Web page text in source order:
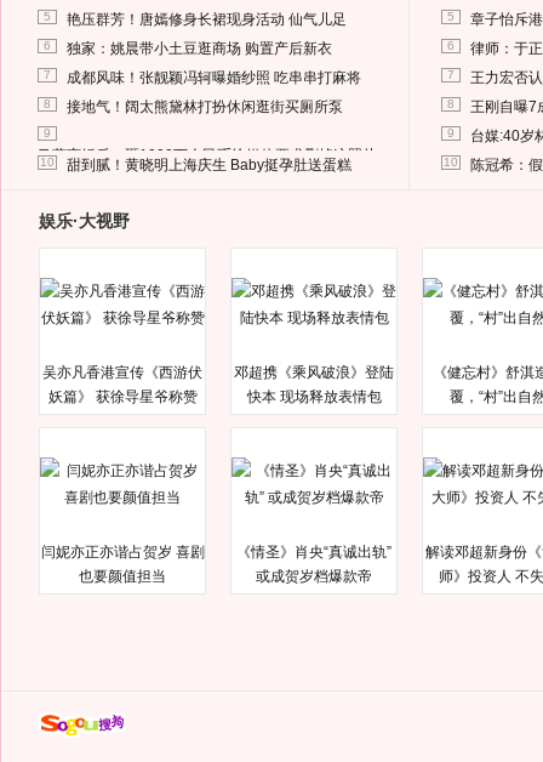
5 艳压群芳！唐嫣修身长裙现身活动 仙气儿足
6 独家：姚晨带小土豆逛商场 购置产后新衣
7 成都风味！张靓颖冯轲曝婚纱照 吃串串打麻将
8 接地气！阔太熊黛林打扮休闲逛街买厕所泵
9
马蓉离婚后，砸1000万人民币给媒体要求删掉这照片
10 甜到腻！黄晓明上海庆生 Baby挺孕肚送蛋糕
5 章子怡斥
6 律师：于
7 王力宏否
8 王刚自曝7
9 台媒:40岁
10 陈冠希：
娱乐·大视野
吴亦凡香港宣传《西游伏
妖篇》 获徐导星爷称赞
邓超携《乘风破浪》登陆
快本 现场释放表情包
《健忘村》舒淇
覆，“村”出自
闫妮亦正亦谐占贺岁 喜剧
也要颜值担当
《情圣》肖央“真诚出轨”
或成贺岁档爆款帝
解读邓超新身份
师》投资人 不